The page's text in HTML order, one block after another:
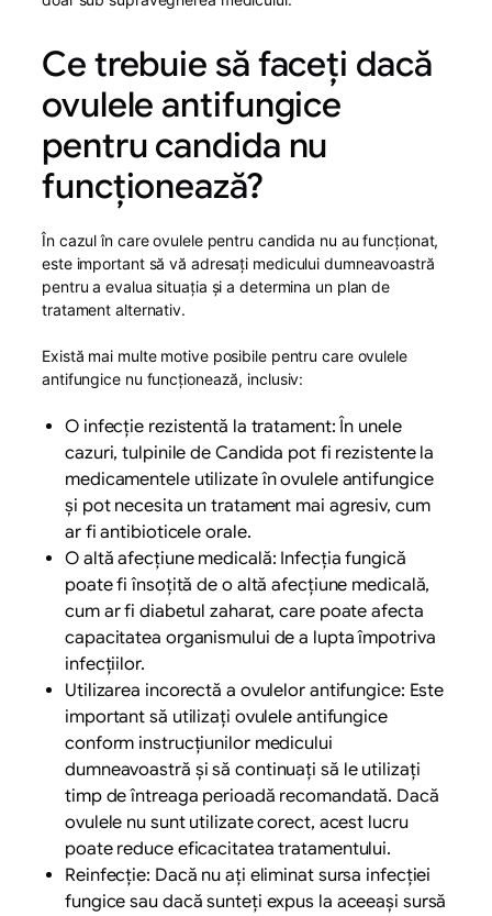
Ce trebuie să faceți dacă
ovulele antifungice
pentru candida nu
funcționează?
În cazul în care ovulele pentru candida nu au funcționat,
este important să vă adresați medicului dumneavoastră
pentru a evalua situația și a determina un plan de
tratament alternativ.
Există mai multe motive posibile pentru care ovulele
antifungice nu funcționează, inclusiv:
O infecție rezistentă la tratament: În unele
cazuri, tulpinile de Candida pot fi rezistente la
medicamentele utilizate în ovulele antifungice
și pot necesita un tratament mai agresiv, cum
ar fi antibioticele orale.
O altă afecțiune medicală: Infecția fungică
poate fi însoțită de o altă afecțiune medicală,
cum ar fi diabetul zaharat, care poate afecta
capacitatea organismului de a lupta împotriva
infecțiilor.
Utilizarea incorectă a ovulelor antifungice: Este
important să utilizați ovulele antifungice
conform instrucțiunilor medicului
dumneavoastră și să continuați să le utilizați
timp de întreaga perioadă recomandată. Dacă
ovulele nu sunt utilizate corect, acest lucru
poate reduce eficacitatea tratamentului.
Reinfecție: Dacă nu ați eliminat sursa infecției
fungice sau dacă sunteți expus la aceeași sursă